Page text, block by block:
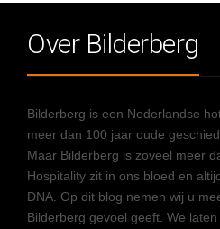
Over Bilderberg
Bilderberg is een Nederlandse
meer dan 100 jaar oude
Maar Bilderberg is zoveel meer
Hospitality zit in ons bloed en
DNA. Op dit blog nemen wij u
Bilderberg gevoel geeft. We